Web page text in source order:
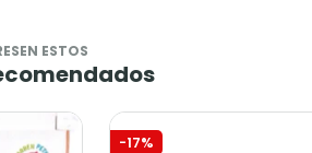
ESTOS
-17%